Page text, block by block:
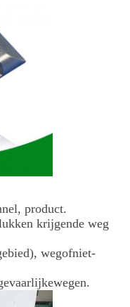
product.
krijgende weg
wegofniet-